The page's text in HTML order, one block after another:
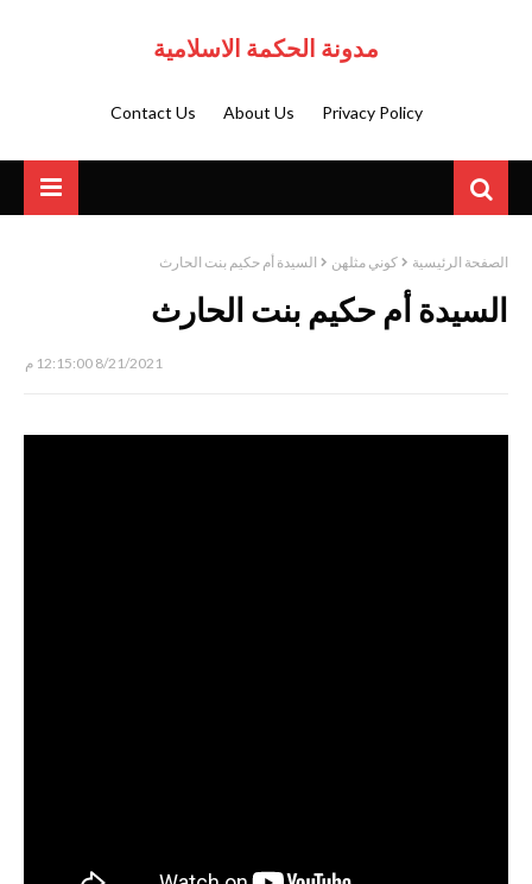
مدونة الحكمة الاسلامية
Privacy Policy
About Us
Contact Us
الصفحة الرئيسية كوني مثلهن السيدة أم حكيم بنت الحارث
السيدة أم حكيم بنت الحارث
8/21/2021 12:15:00 م